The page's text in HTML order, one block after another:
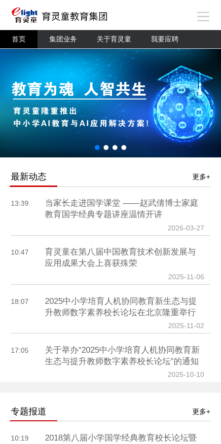
首页 集团业务 关于育灵童 我要应聘
最新动态 更多+
13:39
当家长走进国学课堂 ——赵武倩博士家庭
教育国学经典专题讲座温情开讲
2026-03-27
10:47
育灵童在第八届中国教育技术创新发展与
应用成果大会上喜获殊荣
2025-11-06
18:07
2025中小学培育人机协同教育新生态与提
升教师数字素养校长论坛在北京隆重举行
2025-11-02
17:05
关于举办“2025中小学培育人机协同教育新
生态与提升教师数字素养校长论坛”的通知
2025-10-10
专题报道 更多+
10:19
2018第八届小学国学经典教育校长论坛暨